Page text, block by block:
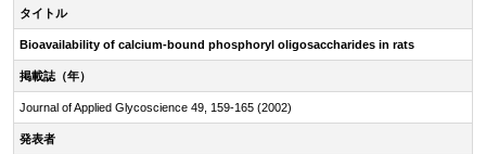
タイトル
Bioavailability of calcium-bound phosphoryl oligosaccharides in rats
掲載誌（年）
Journal of Applied Glycoscience 49, 159-165 (2002)
発表者